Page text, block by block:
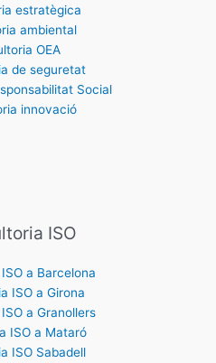
estratègica
ambiental
OEA
de seguretat
Social
innovació
ISO
a Barcelona
ISO a Girona
a Granollers
ISO a Mataró
ISO Sabadell